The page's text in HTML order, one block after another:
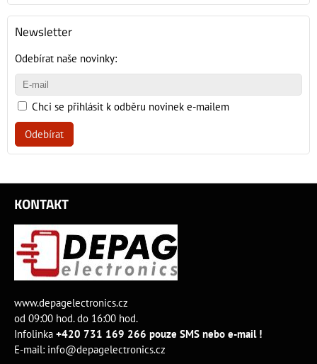
Newsletter
Odebírat naše novinky:
Chci se přihlásit k odběru novinek e-mailem
Odebírat
KONTAKT
www.depagelectronics.cz
od 09:00 hod. do 16:00 hod.
Infolinka +420 731 169 266 pouze SMS nebo e-mail !
E-mail: info@depagelectronics.cz